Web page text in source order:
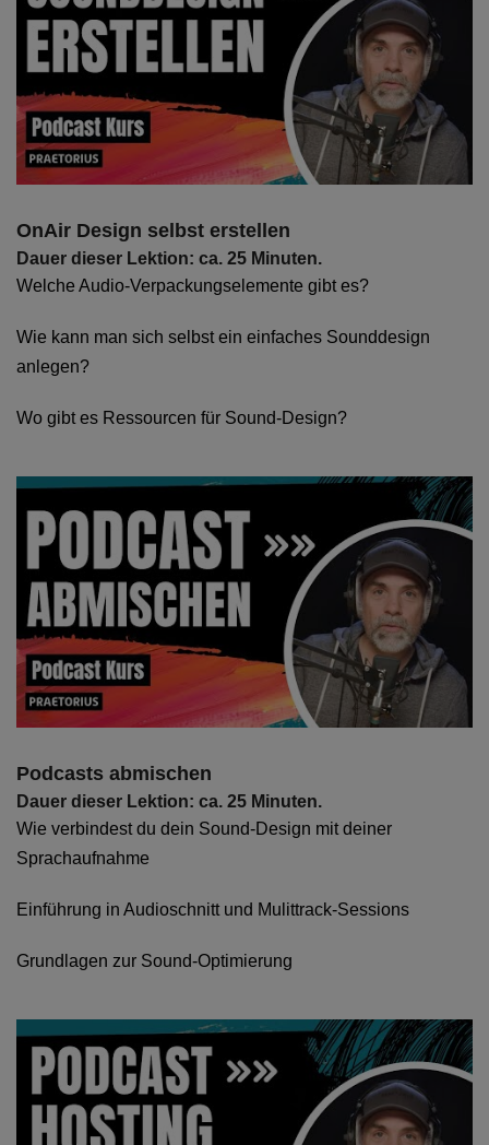
OnAir Design selbst erstellen
Dauer dieser Lektion: ca. 25 Minuten.
Welche Audio-Verpackungselemente gibt es?
Wie kann man sich selbst ein einfaches Sounddesign
anlegen?
Wo gibt es Ressourcen für Sound-Design?
Podcasts abmischen
Dauer dieser Lektion: ca. 25 Minuten.
Wie verbindest du dein Sound-Design mit deiner
Sprachaufnahme
Einführung in Audioschnitt und Mulittrack-Sessions
Grundlagen zur Sound-Optimierung